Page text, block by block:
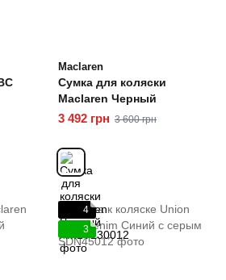
Maclaren
Сумка для коляски
Maclaren Черный
3 492 грн 3 600 грн
4
3